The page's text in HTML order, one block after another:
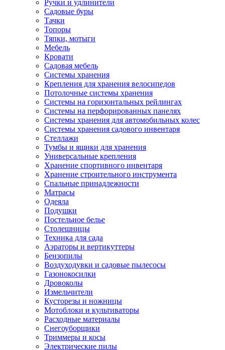
Ручки и удлинители
Садовые буры
Тачки
Топоры
Тяпки, мотыги
Мебель
Кровати
Садовая мебель
Системы хранения
Крепления для хранения велосипедов
Потолочные системы хранения
Системы на горизонтальных рейлингах
Системы на перфорированных панелях
Системы хранения для автомобильных колес
Системы хранения садового инвентаря
Стеллажи
Тумбы и ящики для хранения
Универсальные крепления
Хранение спортивного инвентаря
Хранение строительного инструмента
Спальные принадлежности
Матрасы
Одеяла
Подушки
Постельное белье
Столешницы
Техника для сада
Аэраторы и вертикуттеры
Бензопилы
Воздуходувки и садовые пылесосы
Газонокосилки
Дровоколы
Измельчители
Кусторезы и ножницы
Мотоблоки и культиваторы
Расходные материалы
Снегоуборщики
Триммеры и косы
Электрические пилы